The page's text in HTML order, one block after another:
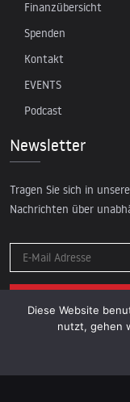
Finanzübersicht
Spenden
Kontakt
EVENTS
Podcast
Newsletter
Tragen Sie sich in
Nachrichten über
© 2026
Diese Website
nutzt, gehen